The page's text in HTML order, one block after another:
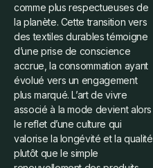
comme plus respectueuses de
la planète. Cette transition vers
des textiles durables témoigne
d’une prise de conscience
accrue, la consommation ayant
évolué vers un engagement
plus marqué. L’art de vivre
associé à la mode devient alors
le reflet d’une culture qui
valorise la longévité et la qualité
plutôt que le simple